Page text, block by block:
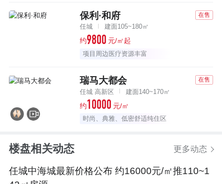
保利·和府 在售
任城 建面105~180㎡
约9800 元/㎡起
项目周边医疗资源丰富
瑞马大都会 在售
任城 高新区 建面140~170㎡
约10000 元/㎡
时尚、典雅、低密舒适纯住区
楼盘相关动态 更多动态
任城中海城最新价格公布 约16000元/㎡推110~1